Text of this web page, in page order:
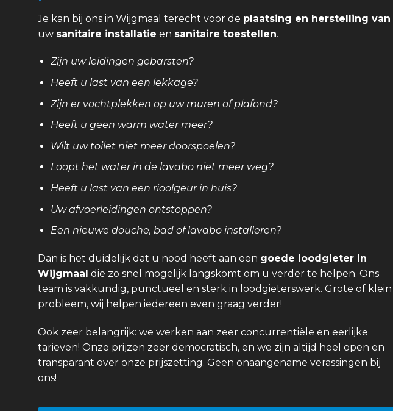
Je kan bij ons in Wijgmaal terecht voor de plaatsing en herstelling van
uw sanitaire installatie en sanitaire toestellen.
Zijn uw leidingen gebarsten?
Heeft u last van een lekkage?
Zijn er vochtplekken op uw muren of plafond?
Heeft u geen warm water meer?
Wilt uw toilet niet meer doorspoelen?
Loopt het water in de lavabo niet meer weg?
Heeft u last van een rioolgeur in huis?
Uw afvoerleidingen ontstoppen?
Een nieuwe douche, bad of lavabo installeren?
Dan is het duidelijk dat u nood heeft aan een goede loodgieter in
Wijgmaal die zo snel mogelijk langskomt om u verder te helpen. Ons
team is vakkundig, punctueel en sterk in loodgieterswerk. Grote of klein
probleem, wij helpen iedereen even graag verder!
Ook zeer belangrijk: we werken aan zeer concurrentiële en eerlijke
tarieven! Onze prijzen zeer democratisch, en we zijn altijd heel open en
transparant over onze prijszetting. Geen onaangename verassingen bij
ons!